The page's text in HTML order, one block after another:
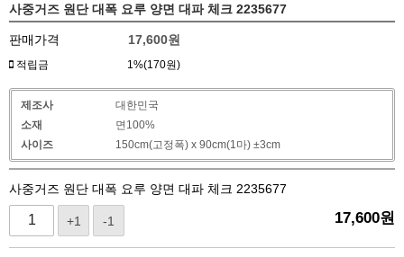
사중거즈 원단 대폭 요루 양면 대파 체크 2235677
판매가격 17,600원
적립금 1%(170원)
제조사
대한민국
소재
면100%
사이즈
150cm(고정폭) x 90cm(1마) ±3cm
사중거즈 원단 대폭 요루 양면 대파 체크 2235677
+1 -1 17,600원